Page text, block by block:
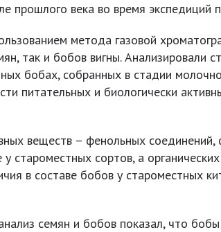
прошлого века во время экспедиций
метода газовой
так и бобов вигны.
бобах, собранных в стадии
питательных и биологически
веществ – фенольных
староместных сортов, а
в составе бобов у староместных
семян и бобов показал, что